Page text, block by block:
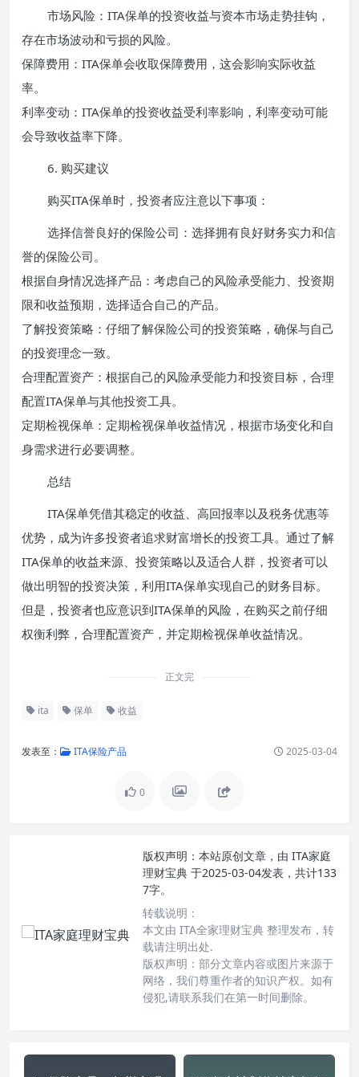
市场风险：ITA保单的投资收益与资本市场走势挂钩，
存在市场波动和亏损的风险。
保障费用：ITA保单会收取保障费用，这会影响实际收益
率。
利率变动：ITA保单的投资收益受利率影响，利率变动可能
会导致收益率下降。
6. 购买建议
购买ITA保单时，投资者应注意以下事项：
选择信誉良好的保险公司：选择拥有良好财务实力和信
誉的保险公司。
根据自身情况选择产品：考虑自己的风险承受能力、投资期
限和收益预期，选择适合自己的产品。
了解投资策略：仔细了解保险公司的投资策略，确保与自己
的投资理念一致。
合理配置资产：根据自己的风险承受能力和投资目标，合理
配置ITA保单与其他投资工具。
定期检视保单：定期检视保单收益情况，根据市场变化和自
身需求进行必要调整。
总结
ITA保单凭借其稳定的收益、高回报率以及税务优惠等
优势，成为许多投资者追求财富增长的投资工具。通过了解
ITA保单的收益来源、投资策略以及适合人群，投资者可以
做出明智的投资决策，利用ITA保单实现自己的财务目标。
但是，投资者也应意识到ITA保单的风险，在购买之前仔细
权衡利弊，合理配置资产，并定期检视保单收益情况。
正文完
ita 保单 收益
发表至： ITA保险产品 2025-03-04
0
版权声明： 本站原创文章，由 ITA家庭
理财宝典 于2025-03-04发表，共计133
7字。
转载说明：
本文由 ITA全家理财宝典 整理发布，转
载请注明出处.
版权声明：部分文章内容或图片来源于
网络，我们尊重作者的知识产权。如有
侵犯,请联系我们在第一时间删除。